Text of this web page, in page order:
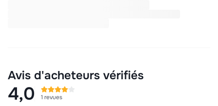
Avis d'acheteurs vérifiés
4,0 1 revues